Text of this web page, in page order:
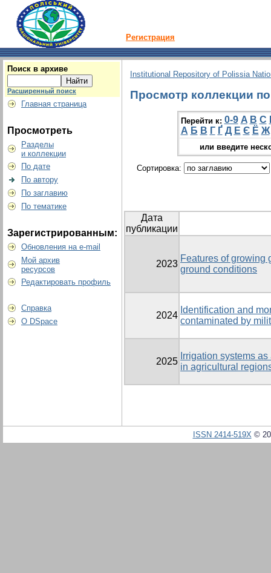
Регистрация
Поиск в архиве
Расширенный поиск
Главная страница
Просмотреть
Разделы
и коллекции
По дате
По автору
По заглавию
По тематике
Зарегистрированным:
Обновления на e-mail
Мой архив
ресурсов
Редактировать профиль
Справка
О DSpace
Institutional Repository of Polissia
Просмотр коллекции
Перейти к: 0-9 A B C
А Б В Г Ґ Д Е Є Ё Ж
или введите
Сортировка:
Дата
публикации
2023
Features of growing
ground conditions
2024
Identification and
contaminated by
2025
Irrigation systems
in agricultural
ISSN 2414-519X©